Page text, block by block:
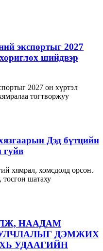
экспортыг 2027
шийдвэр
2027 он хүртэл
тогтворжуу
Дэд бүтцийн
гуйв
хямрал, хомсдолд орсон.
шатаху
НААДАМ
ДЭМЖИХ
УДААГИЙН